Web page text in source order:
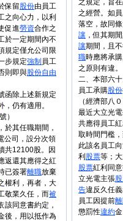
之規定，旨
之經營。如
落空，故同
讓 ，但其期
讓期間，且
職時應將承
之原則有違。
二、本部六
員工承購股份
（經濟部八
最近大立光
共應得員工
取時間門檻
此該名員工
利 股票等；
股票紅利同
立光電主張
告違反久任
員工因提前
懲罰性違約
保留股份由員工
之向心力，以利
促進勞資合作之
於一定期間內不
規定僅允公司限
步規定強制 員工
則即與股份自由
函除上述新規定
，仍有適用。
）
於其任職期間，
公司，設分次領
共12100股。因
返還其應得之紅
已簽署離職放棄
權利，再者，大
敬業久任，而被
該同意書約定，
後，用以抵作為